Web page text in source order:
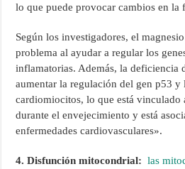
lo que puede provocar cambios en la
Según los investigadores, el
problema al ayudar a regular los
inflamatorias. Además, la deficiencia
aumentar la regulación del gen p53 y
cardiomiocitos, lo que está vinculado
durante el envejecimiento y está
enfermedades cardiovasculares».
4. Disfunción mitocondrial: las